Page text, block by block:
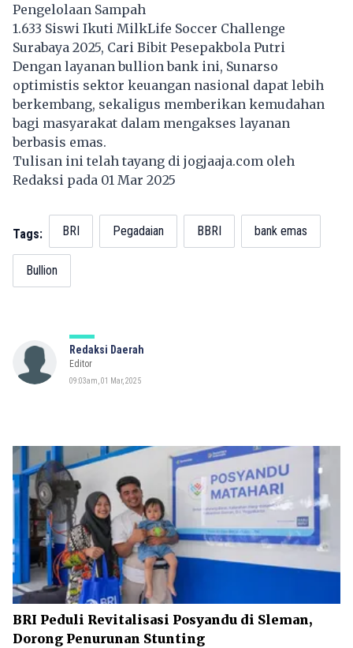
Pengelolaan Sampah
1.633 Siswi Ikuti MilkLife Soccer Challenge
Surabaya 2025, Cari Bibit Pesepakbola Putri
Dengan layanan bullion bank ini, Sunarso
optimistis sektor keuangan nasional dapat lebih
berkembang, sekaligus memberikan kemudahan
bagi masyarakat dalam mengakses layanan
berbasis emas.
Tulisan ini telah tayang di jogjaaja.com oleh
Redaksi pada 01 Mar 2025
Tags: BRI Pegadaian BBRI bank emas
Bullion
Redaksi Daerah
Editor
09:03am, 01 Mar, 2025
BRI Peduli Revitalisasi Posyandu di Sleman,
Dorong Penurunan Stunting